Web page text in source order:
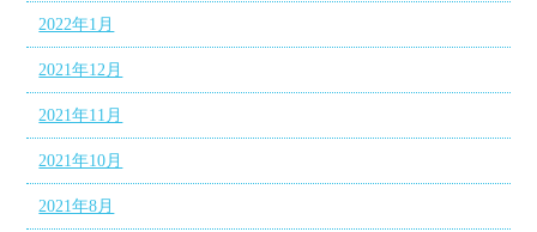
2022年1月
2021年12月
2021年11月
2021年10月
2021年8月